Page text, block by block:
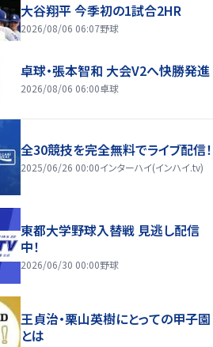
大谷翔平 今季初の1試合2HR
2026/08/06 06:07野球
卓球・張本智和 大会V2へ快勝発進
2026/08/06 06:00卓球
全30競技を完全無料でライブ配信！
2025/06/26 00:00インターハイ(インハイ.tv)
東都大学野球入替戦 見逃し配信
中！
2026/06/30 00:00野球
王貞治・栗山英樹にとっての甲子園
とは